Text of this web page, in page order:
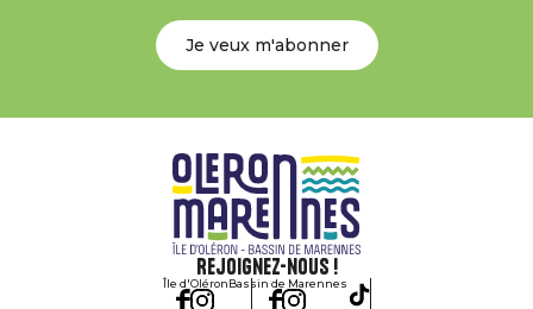
Je veux m'abonner
Rejoignez-nous !
Île d'OléronBassin de Marennes